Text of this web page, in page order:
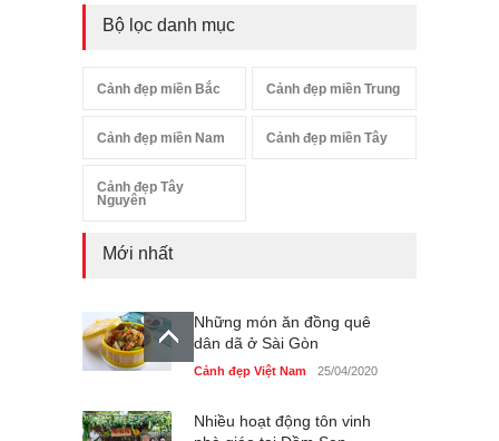
Bộ lọc danh mục
Cảnh đẹp miền Bắc Cảnh đẹp miền Trung
Cảnh đẹp miền Nam Cảnh đẹp miền Tây
Cảnh đẹp Tây
Nguyên
Mới nhất
Những món ăn đồng quê
dân dã ở Sài Gòn
Cảnh đẹp Việt Nam 25/04/2020
Nhiều hoạt động tôn vinh